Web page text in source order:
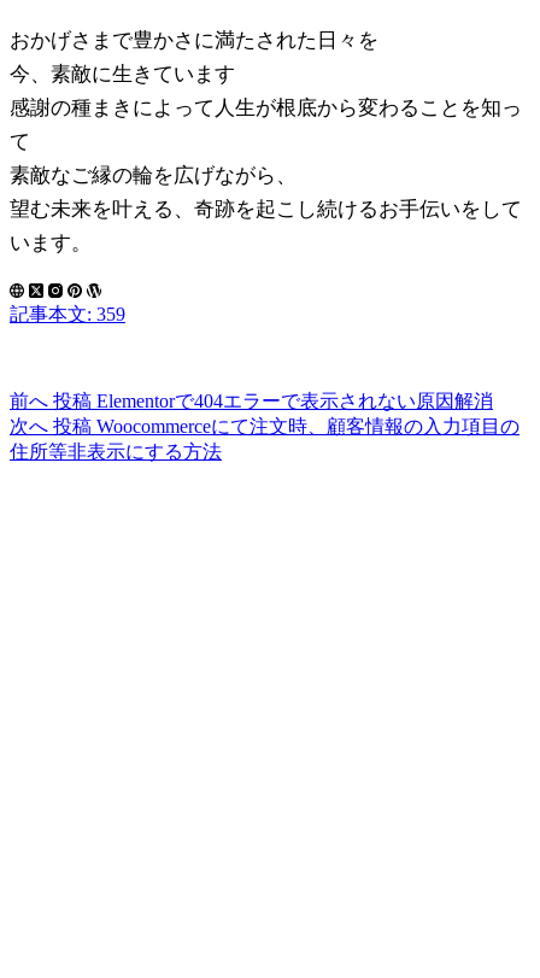
おかげさまで豊かさに満たされた日々を
今、素敵に生きています
感謝の種まきによって人生が根底から変わることを知っ
て
素敵なご縁の輪を広げながら、
望む未来を叶える、奇跡を起こし続けるお手伝いをして
います。
記事本文: 359
前へ 投稿 Elementorで404エラーで表示されない原因解消
次へ 投稿 Woocommerceにて注文時、顧客情報の入力項目の
住所等非表示にする方法